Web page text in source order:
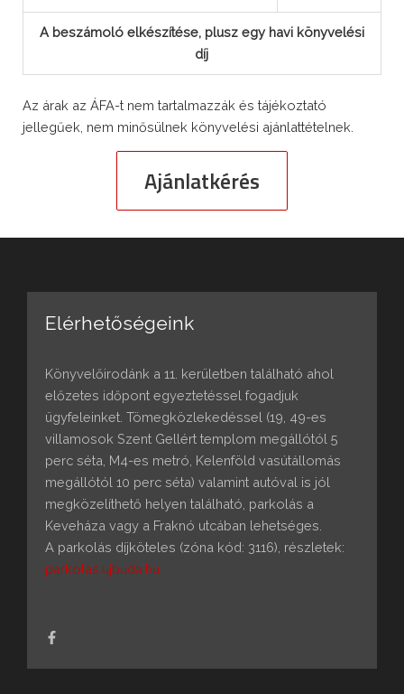
A beszámoló elkészítése, plusz egy havi könyvelési
díj
Az árak az ÁFA-t nem tartalmazzák és tájékoztató
jellegűek, nem minősülnek könyvelési ajánlattételnek.
Ajánlatkérés
Elérhetőségeink
Könyvelőirodánk a 11. kerületben található ahol
előzetes időpont egyeztetéssel fogadjuk
ügyfeleinket. Tömegközlekedéssel (19, 49-es
villamosok Szent Gellért templom megállótól 5
perc séta, M4-es metró, Kelenföld vasútállomás
megállótól 10 perc séta) valamint autóval is jól
megközelíthető helyen található, parkolás a
Keveháza vagy a Fraknó utcában lehetséges.
A parkolás díjköteles (zóna kód: 3116), részletek:
parkolas.ujbuda.hu
c
e